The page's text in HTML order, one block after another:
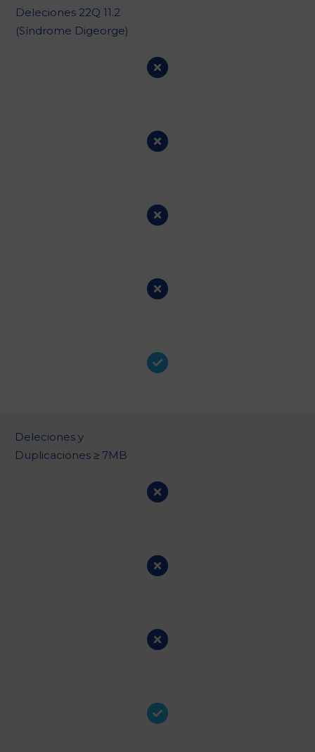
Deleciones 22Q 11.2
(Síndrome Digeorge)
Deleciones y
Duplicaciones ≥ 7MB